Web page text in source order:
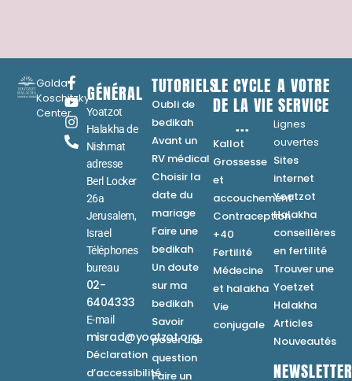
Golda
Koschitzky
Center
GÉNÉRAL
Yoatzot
Halakha de
Nishmat
adresse
Berl Locker
26a
Jerusalem,
Israel
Téléphones
bureau
02-
6404333
E-mail
misrad@yoatzot.org
Déclaration
d’accessibilité
TUTORIELS
Oubli de
bedikah
Avant un
RV médical
Choisir la
date du
mariage
Faire une
bedikah
Un doute
sur ma
bedikah
Savoir
poser une
question
Faire un
LE CYCLE
DE LA VIE
...
Kallot
Grossesse
et
accouchement
Contraception
+40
Fertilité
Médecine
et halakha
Vie
conjugale
A VOTRE
SERVICE
Lignes
ouvertes
Sites
internet
Yoatzot
Halakha
conseillères
en fertilité
Trouver une
Yoetzet
Halakha
Articles
Nouveautés